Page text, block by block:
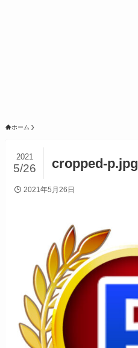
ホーム
cropped-p.jpg
2021
5/26
2021年5月26日